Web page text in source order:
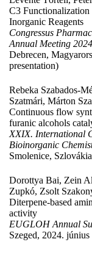
C3
Inorganic Reagents
Congressus
Annual Meeting 2024
Debrecen,
presentation)
Rebeka Szabados-
Szatmári, Márton
Continuous flow
furanic alcohols
XXIX. International
Bioinorganic
Smolenice,
Dorottya Bai, Zein
Zupkó, Zsolt
Diterpene-based
activity
EUGLOH Annual
Szeged, 2024.